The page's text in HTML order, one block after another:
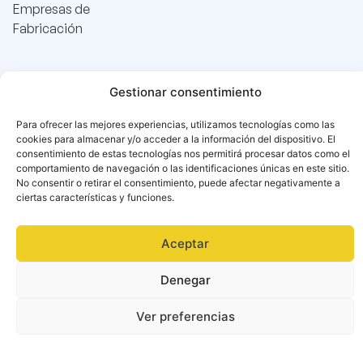
Gestionar consentimiento
Para ofrecer las mejores experiencias, utilizamos tecnologías como las
cookies para almacenar y/o acceder a la información del dispositivo. El
consentimiento de estas tecnologías nos permitirá procesar datos como el
comportamiento de navegación o las identificaciones únicas en este sitio.
No consentir o retirar el consentimiento, puede afectar negativamente a
ciertas características y funciones.
Aceptar
Denegar
Ver preferencias
Empresas de
Fabricación